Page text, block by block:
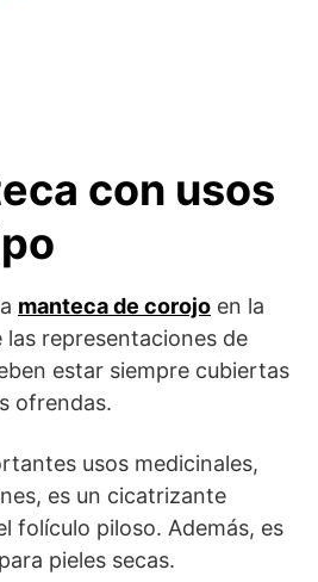
con usos
manteca de corojo en la
representaciones de
estar siempre cubiertas
ofrendas.
usos medicinales,
es un cicatrizante
folículo piloso. Además, es
pieles secas.